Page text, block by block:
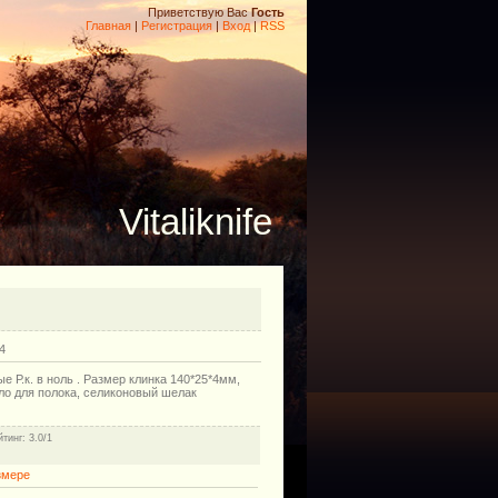
Приветствую Вас Гость
Главная | Регистрация | Вход|RSS
Vitaliknife
Р.к. в ноль . Размер клинка 140*25*4мм,
для полока, селиконовый шелак
: 3.0/1